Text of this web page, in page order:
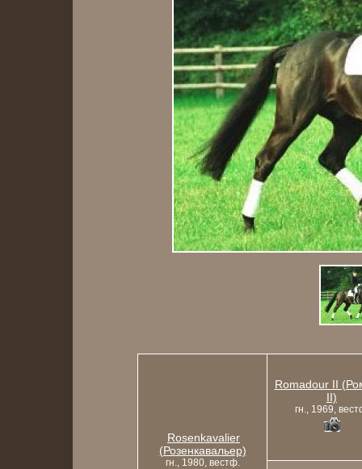
Rosenkavalier
(Розенкавальер)
гн., 1980, вестф.
Romadour II
II)
гн., 1969,